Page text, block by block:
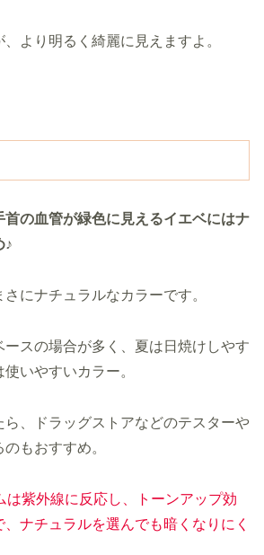
より明るく綺麗に見えますよ。
首の血管が緑色に見えるイエベにはナ
♪
にナチュラルなカラーです。
ースの場合が多く、夏は日焼けしやす
いやすいカラー。
ら、ドラッグストアなどのテスターや
もおすすめ。
は紫外線に反応し、トーンアップ効
ナチュラルを選んでも暗くなりにく